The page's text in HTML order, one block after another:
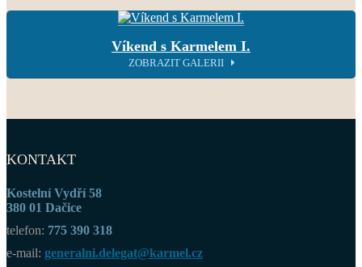
Víkend s Karmelem I.
ZOBRAZIT GALERII
KONTAKT
Kostelní Vydří 58
380 01 Dačice
telefon: 775 390 318
e-mail: generalni.delegat@karmel.cz